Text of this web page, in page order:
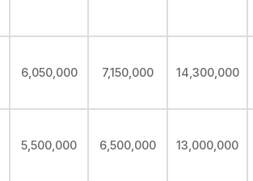
6,050,000 7,150,000 14,300,000
5,500,000 6,500,000 13,000,000